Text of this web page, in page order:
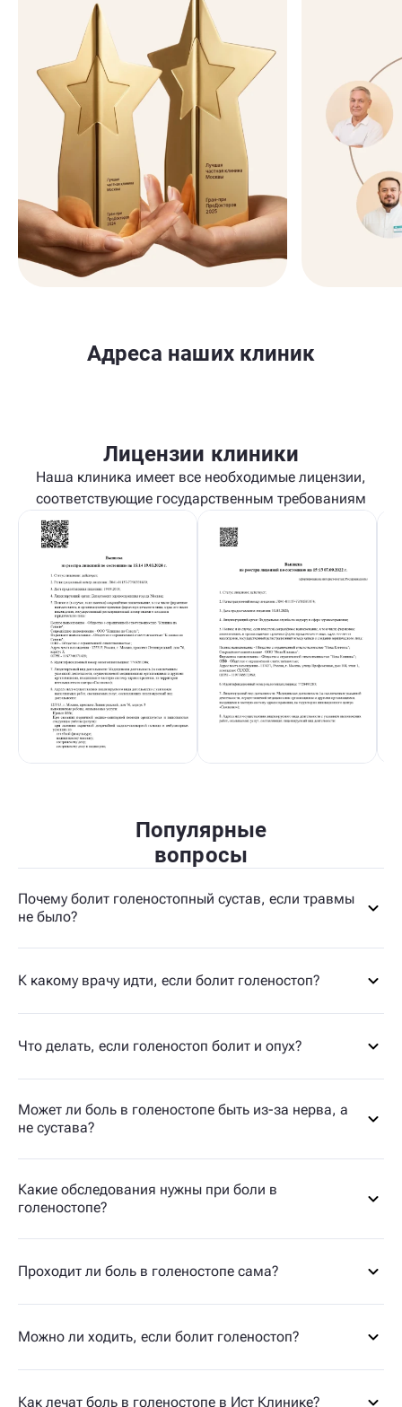
Адреса наших клиник
Лицензии клиники
Наша клиника имеет все необходимые лицензии,
соответствующие государственным требованиям
Популярные
вопросы
Почему болит голеностопный сустав, если травмы
не было?
К какому врачу идти, если болит голеностоп?
Что делать, если голеностоп болит и опух?
Может ли боль в голеностопе быть из-за нерва, а
не сустава?
Какие обследования нужны при боли в
голеностопе?
Проходит ли боль в голеностопе сама?
Можно ли ходить, если болит голеностоп?
Как лечат боль в голеностопе в Ист Клинике?